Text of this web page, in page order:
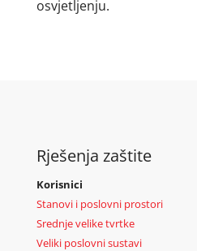
osvjetljenju.
Rješenja zaštite
Korisnici
Stanovi i poslovni prostori
Srednje velike tvrtke
Veliki poslovni sustavi